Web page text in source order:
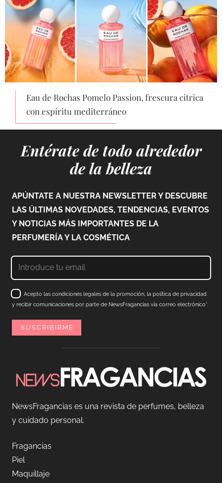
Eau de Rochas Pomelo Passion, frescura cítrica
con espíritu mediterráneo
Entérate de todo alrededor
de la belleza
APÚNTATE A NUESTRA NEWSLETTER Y DESCUBRE
LAS ÚLTIMAS NOVEDADES, TENDENCIAS, EVENTOS
Y NOTICIAS MÁS IMPORTANTES DE LA
PERFUMERÍA Y LA COSMÉTICA
Acepto las condiciones legales de la promoción, la política de privacidad
y recibir comunicaciones por parte de NewsFragancias vía correo electrónico*
NewsFragancias es una revista de perfumes, belleza
y cuidado personal.
Fragancias
Piel
Maquillaje